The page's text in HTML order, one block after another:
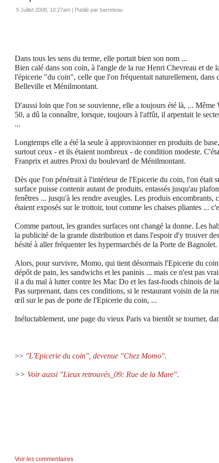
5 Juillet 2008, 10:27am | Publié par barreteau
Dans tous les sens du terme, elle portait bien son nom ...
Bien calé dans son coin, à l'angle de la rue Henri Chevreau et de
l'épicerie "du coin", celle que l'on fréquentait naturellement, dans
Belleville et Ménilmontant.
D'aussi loin que l'on se souvienne, elle a toujours été là, ... Même
50, a dû la connaître, lorsque, toujours à l'affût, il arpentait le
...
Longtemps elle a été la seule à approvisionner en produits de
surtout ceux - et ils étaient nombreux - de condition modeste.
Franprix et autres Proxi du boulevard de Ménilmontant.
Dès que l'on pénétrait à l'intérieur de l'Epicerie du coin, l'on était
surface puisse contenir autant de produits, entassés jusqu'au
fenêtres ... jusqu'à les rendre aveugles. Les produis encombrants,
étaient exposés sur le trottoir, tout comme les chaises pliantes ...
Comme partout, les grandes surfaces ont changé la donne. Les
la publicité de la grande distribution et dans l'espoir d'y trouver
hésité à aller fréquenter les hypermarchés de la Porte de Bagnolet.
Alors, pour survivre, Momo, qui tient désormais l'Epicerie du
dépôt de pain, les sandwichs et les paninis ... mais ce n'est pas
il a du mal à lutter contre les Mac Do et les fast-foods chinois de
Pas surprenant, dans ces conditions, si le restaurant voisin de la
œil sur le pas de porte de l'Epicerie du coin, ...
Inéluctablement, une page du vieux Paris va bientôt se tourner,
>> "L'Epicerie du coin", devenue "Chez Momo".
>> Voir aussi "Lieux retrouvés_09: Rue de la Mare".
Voir les commentaires